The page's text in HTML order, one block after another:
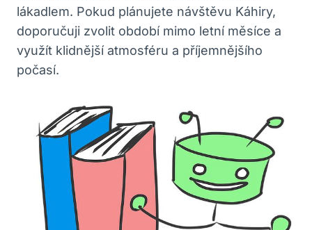
lákadlem. Pokud plánujete návštěvu Káhiry,
doporučuji zvolit období mimo letní měsíce a
využít klidnější atmosféru a příjemnějšího
počasí.